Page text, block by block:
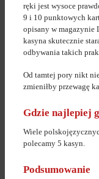
ręki jest wysoce
9 i 10 punktowych
opisany w magazynie
kasyna skutecznie
odbywania takich
Od tamtej pory nikt
zmieniłby przewagę
Gdzie najlepiej
Wiele
polecamy 5 kasyn.
Podsumowanie